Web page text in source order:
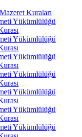
Kuraları
Yükümlülüğü
Yükümlülüğü
Yükümlülüğü
Yükümlülüğü
Yükümlülüğü
Yükümlülüğü
Yükümlülüğü